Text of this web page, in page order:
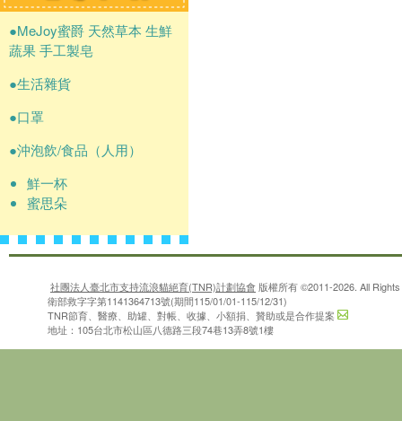
●MeJoy蜜爵 天然草本 生鮮
蔬果 手工製皂
●生活雜貨
●口罩
●沖泡飲/食品（人用）
鮮一杯
蜜思朵
社團法人臺北市支持流浪貓絕育(TNR)計劃協會 版權所有 ©2011-2026. All
衛部救字字第1141364713號(期間115/01/01-115/12/31)
TNR節育、醫療、助罐、對帳、收據、小額捐、贊助或是合作提案
地址：105台北市松山區八德路三段74巷13弄8號1樓